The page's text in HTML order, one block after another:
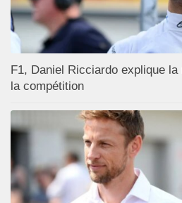
F1, Daniel Ricciardo explique
la compétition